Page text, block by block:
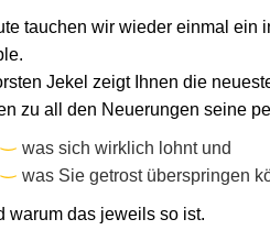
tauchen wir wieder einmal ein
Jekel zeigt Ihnen die
zu all den Neuerungen seine
was sich wirklich lohnt und
was Sie getrost überspringen
warum das jeweils so ist.